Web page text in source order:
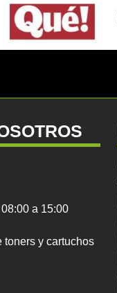
a 15:00
toners y cartuchos